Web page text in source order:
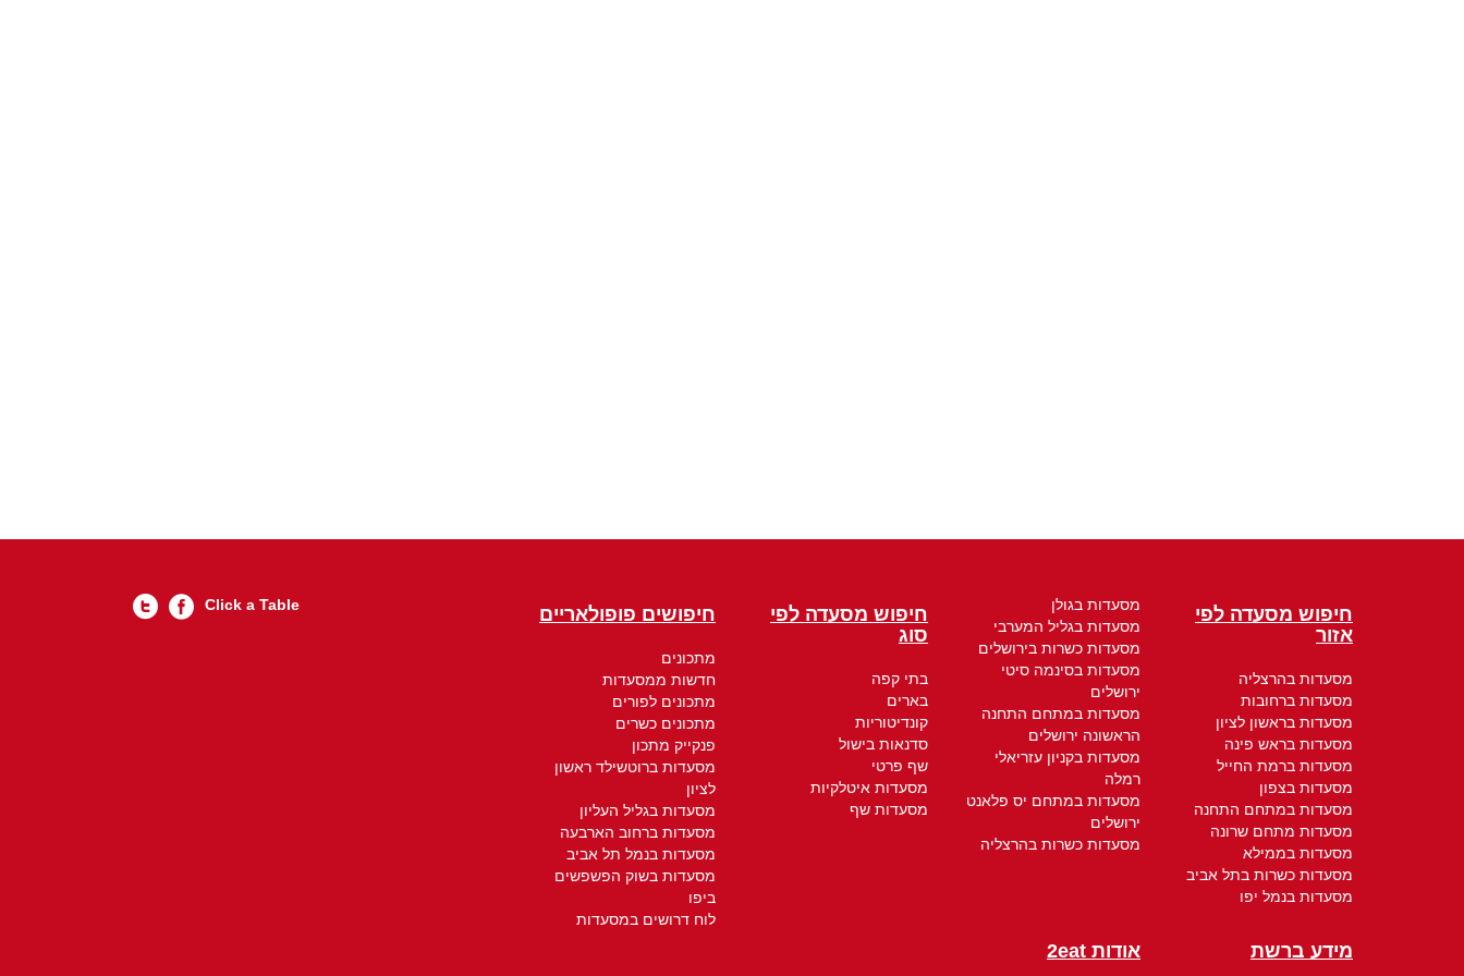
חיפוש מסעדה לפי
אזור
מסעדות בהרצליה
מסעדות ברחובות
מסעדות בראשון לציון
מסעדות בראש פינה
מסעדות ברמת החייל
מסעדות בצפון
מסעדות במתחם התחנה
מסעדות מתחם שרונה
מסעדות בממילא
מסעדות כשרות בתל אביב
מסעדות בנמל יפו
מסעדות בגולן
מסעדות בגליל המערבי
מסעדות כשרות בירושלים
מסעדות בסינמה סיטי
ירושלים
מסעדות במתחם התחנה
הראשונה ירושלים
מסעדות בקניון עזריאלי
רמלה
מסעדות במתחם יס פלאנט
ירושלים
מסעדות כשרות בהרצליה
חיפוש מסעדה לפי
סוג
בתי קפה
בארים
קונדיטוריות
סדנאות בישול
שף פרטי
מסעדות איטלקיות
מסעדות שף
חיפושים פופולאריים
מתכונים
חדשות ממסעדות
מתכונים לפורים
מתכונים כשרים
פנקייק מתכון
מסעדות ברוטשילד ראשון
לציון
מסעדות בגליל העליון
מסעדות ברחוב הארבעה
מסעדות בנמל תל אביב
מסעדות בשוק הפשפשים
ביפו
לוח דרושים במסעדות
מידע ברשת אודות 2eat
Click a Table